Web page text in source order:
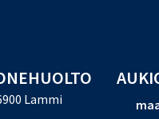
Lammi